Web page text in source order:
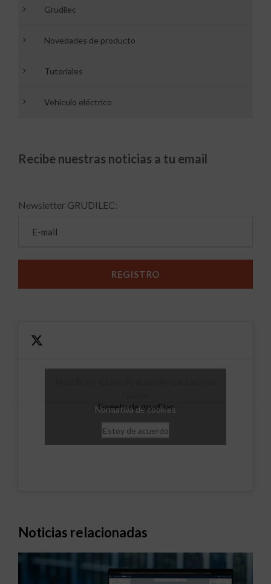
Grudilec
Novedades de producto
Tutoriales
Vehículo eléctrico
Recibe nuestras noticias a tu email
Newsletter GRUDILEC:
Tweets de grudilec
Normativa de cookies
Estoy de acuerdo
Noticias relacionadas